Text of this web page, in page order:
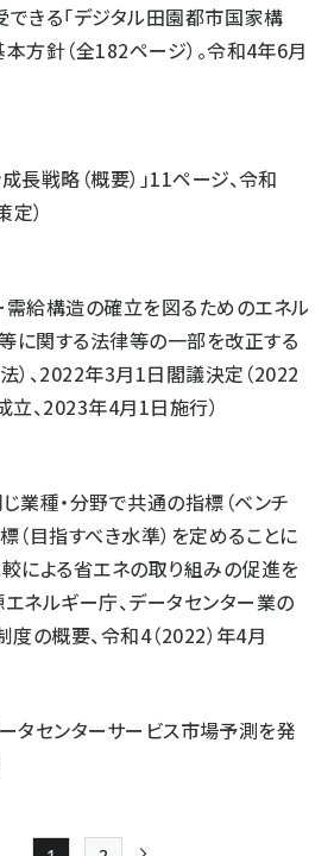
きる「デジタル田園都市国家構
方針（全182ページ）。令和4年6月
長戦略（概要） 」11ページ、令和
）
給構造の確立を図るためのエネル
に関する法律等の一部を改正する
）、2022年3月1日閣議決定（2022
、2023年4月1日施行）
じ業種・分野で共通の指標（ベンチ
（目指すべき水準）を定めることに
による省エネの取り組みの促進を
ネルギー庁、データセンター業の
度の概要、令和4（2022）年4月
タセンターサービス市場予測を発